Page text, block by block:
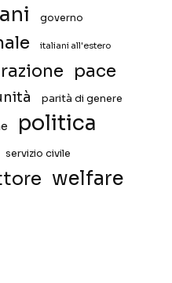
governo
italiani all'estero
pace
parità di genere
politica
servizio civile
welfare